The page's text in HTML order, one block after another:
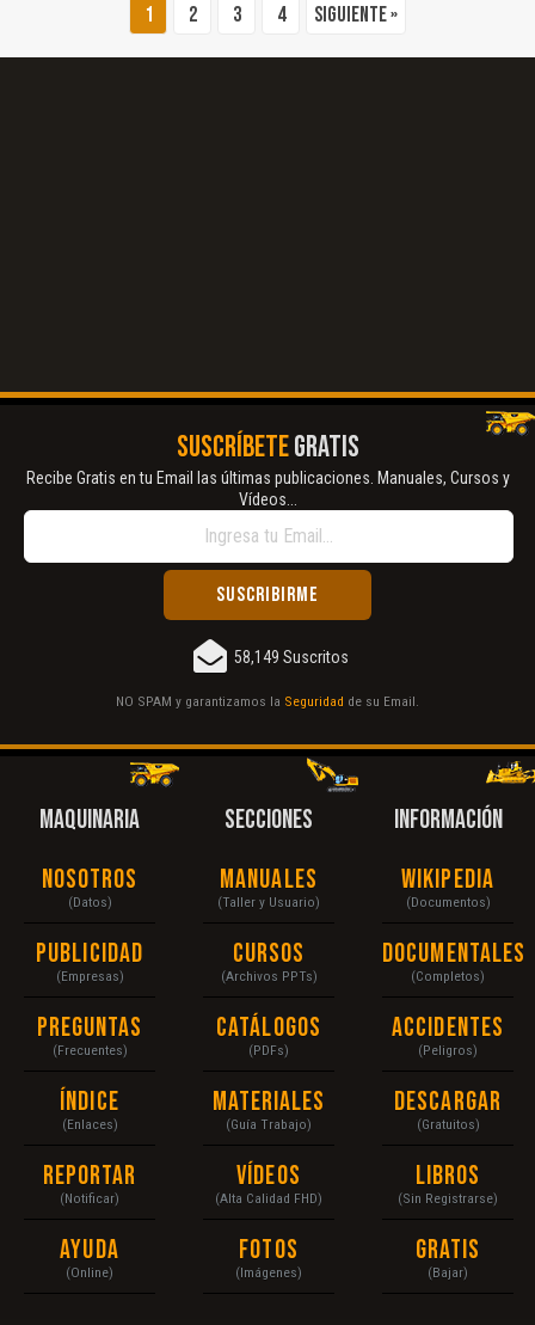
1 2 3 4 Siguiente »
SUSCRÍBETEGRATIS
Recibe Gratis en tu Email las últimas publicaciones. Manuales, Cursos y
Vídeos...
58,149 Suscritos
NO SPAM y garantizamos la Seguridad de su Email.
MAQUINARIA
Nosotros
(Datos)
Publicidad
(Empresas)
Preguntas
(Frecuentes)
Índice
(Enlaces)
Reportar
(Notificar)
Ayuda
(Online)
SECCIONES
Manuales
(Taller y Usuario)
Cursos
(Archivos PPTs)
Catálogos
(PDFs)
Materiales
(Guía Trabajo)
Vídeos
(Alta Calidad FHD)
Fotos
(Imágenes)
INFORMACIÓN
Wikipedia
(Documentos)
Documentales
(Completos)
Accidentes
(Peligros)
Descargar
(Gratuitos)
Libros
(Sin Registrarse)
Gratis
(Bajar)